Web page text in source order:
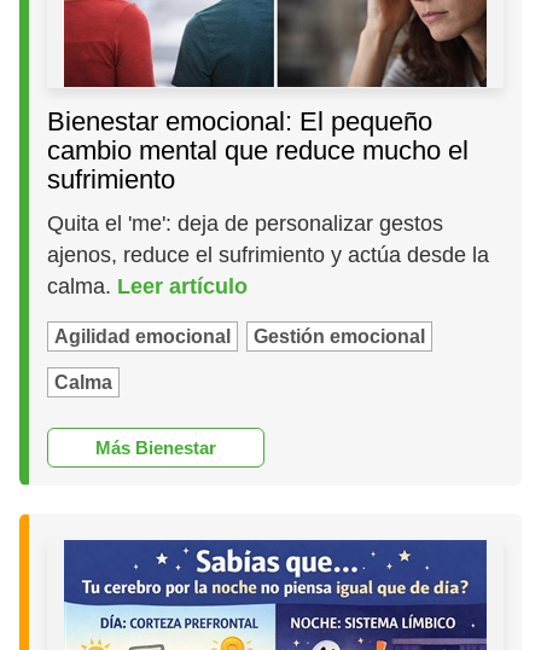
Bienestar emocional: El pequeño
cambio mental que reduce mucho el
sufrimiento
Quita el 'me': deja de personalizar gestos
ajenos, reduce el sufrimiento y actúa desde la
calma. Leer artículo
Agilidad emocional Gestión emocional
Calma
Más Bienestar